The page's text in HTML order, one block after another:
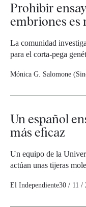
Prohibir
embriones es
La comunidad
para el corta-pega
Mónica G. Salomone
Un español
más eficaz
Un equipo de la
actúan unas tijeras
El Independiente30 / 11 /